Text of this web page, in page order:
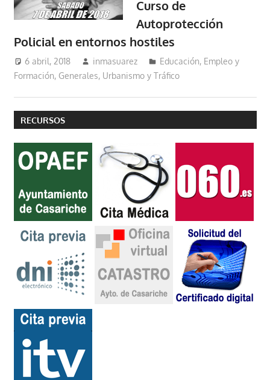
Curso de
Autoprotección
Policial en entornos hostiles
6 abril, 2018 inmasuarez
Educación, Empleo y
Formación, Generales, Urbanismo y Tráfico
RECURSOS